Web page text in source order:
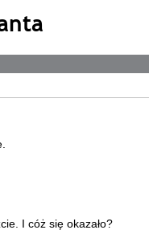
I cóż się okazało?